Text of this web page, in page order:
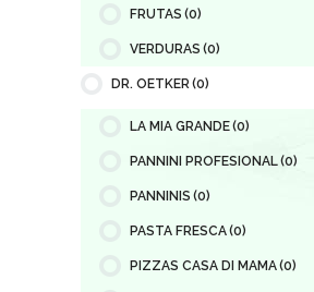
FRUTAS (0)
VERDURAS (0)
DR. OETKER(0)
LA MIA GRANDE(0)
PANNINI PROFESIONAL(0)
PANNINIS (0)
PASTA FRESCA(0)
PIZZAS CASA DI MAMA(0)